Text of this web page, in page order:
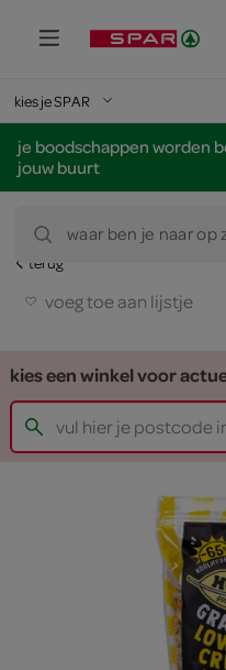
kies je SPAR
je boodschappen worden
jouw buurt
waar ben je naar op
terug
voeg toe aan lijstje
kies een winkel voor